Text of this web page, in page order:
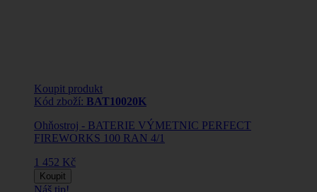
Koupit produkt
Kód zboží: BAT10020K
Ohňostroj - BATERIE VÝMETNIC PERFECT
FIREWORKS 100 RAN 4/1
1 452 Kč
Koupit